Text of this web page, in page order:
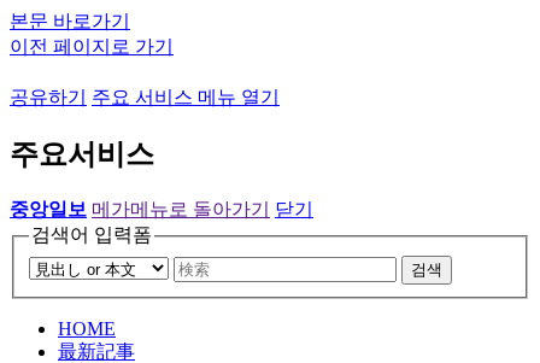
본문 바로가기
이전 페이지로 가기
공유하기 주요 서비스 메뉴 열기
주요서비스
중앙일보 메가메뉴로 돌아가기
닫기
검색어 입력폼
검색
HOME
最新記事